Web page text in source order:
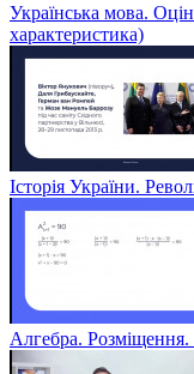
Українська мова.
характеристика)
Історія України.
Алгебра.